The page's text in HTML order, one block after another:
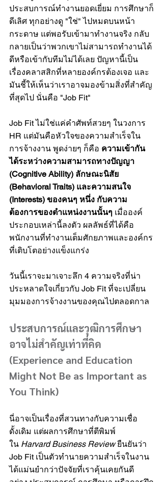
ประสบการณ์ทำงานยอดเยี่ยม การศึกษาก็
ดีเลิศ ทุกอย่างดู "ใช่" ไปหมดบนหน้า
กระดาษ แต่พอรับเข้ามาทำงานจริง กลับ
กลายเป็นว่าพวกเขาไม่สามารถทำงานได้
ดีหรือเข้ากับทีมไม่ได้เลย ปัญหานี้เป็น
เรื่องคลาสสิกที่หลายองค์กรต้องเจอ และ
มันชี้ให้เห็นว่าเราอาจมองข้ามสิ่งที่สำคัญ
ที่สุดไป นั่นคือ "Job Fit"
Job Fit ไม่ใช่แค่คำศัพท์สวยๆ ในวงการ
HR แต่มันคือหัวใจของความสำเร็จใน
การจ้างงาน พูดง่ายๆ ก็คือ ความเข้ากัน
ได้ระหว่างความสามารถทางปัญญา
(Cognitive Ability) ลักษณะนิสัย
(Behavioral Traits) และความสนใจ
(Interests) ของคนๆ หนึ่ง กับความ
ต้องการของตำแหน่งงานนั้นๆ เมื่อองค์
ประกอบเหล่านี้ลงตัว ผลลัพธ์ที่ได้คือ
พนักงานที่ทำงานเต็มศักยภาพและองค์กร
ที่เติบโตอย่างแข็งแกร่ง
วันนี้เราจะมาเจาะลึก 4 ความจริงที่น่า
ประหลาดใจเกี่ยวกับ Job Fit ที่จะเปลี่ยน
มุมมองการจ้างงานของคุณไปตลอดกาล
ประสบการณ์และวุฒิการศึกษา
อาจไม่สำคัญเท่าที่คิด
(Experience and Education
Might Not Be as Important as
You Think)
นี่อาจเป็นเรื่องที่สวนทางกับความเชื่อ
ดั้งเดิม แต่ผลการศึกษาที่ตีพิมพ์
ใน Harvard Business Review ยืนยันว่า
Job Fit เป็นตัวทำนายความสำเร็จในงาน
ได้แม่นยำกว่าปัจจัยที่เราคุ้นเคยกันดี